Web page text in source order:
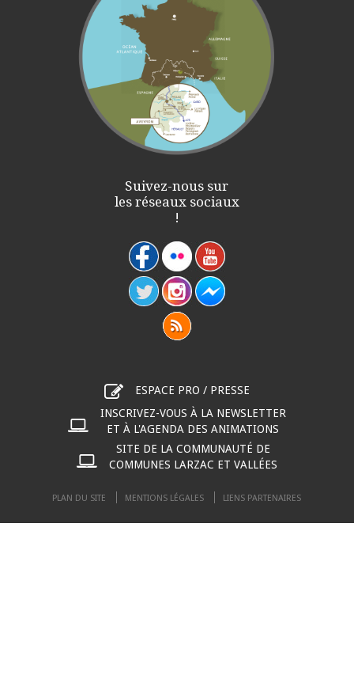
Suivez-nous sur
les réseaux sociaux
!
ESPACE PRO / PRESSE
INSCRIVEZ-VOUS À LA NEWSLETTER
ET À L'AGENDA DES ANIMATIONS
SITE DE LA COMMUNAUTÉ DE
COMMUNES LARZAC ET VALLÉES
PLAN DU SITE MENTIONS LÉGALES LIENS PARTENAIRES